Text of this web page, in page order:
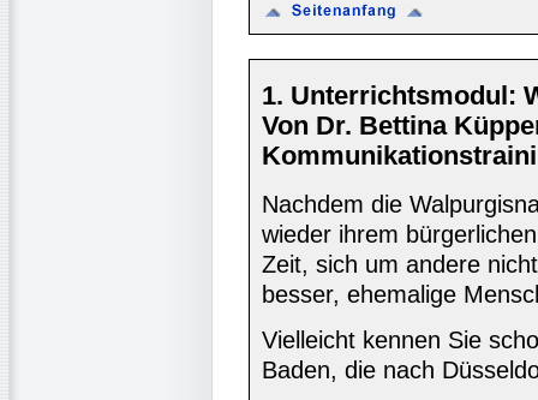
1. Unterrichtsmodul:
Von Dr. Bettina
Nachdem die
wieder ihrem
Zeit, sich um andere
besser, ehemalige
Vielleicht kennen Sie
Baden, die nach